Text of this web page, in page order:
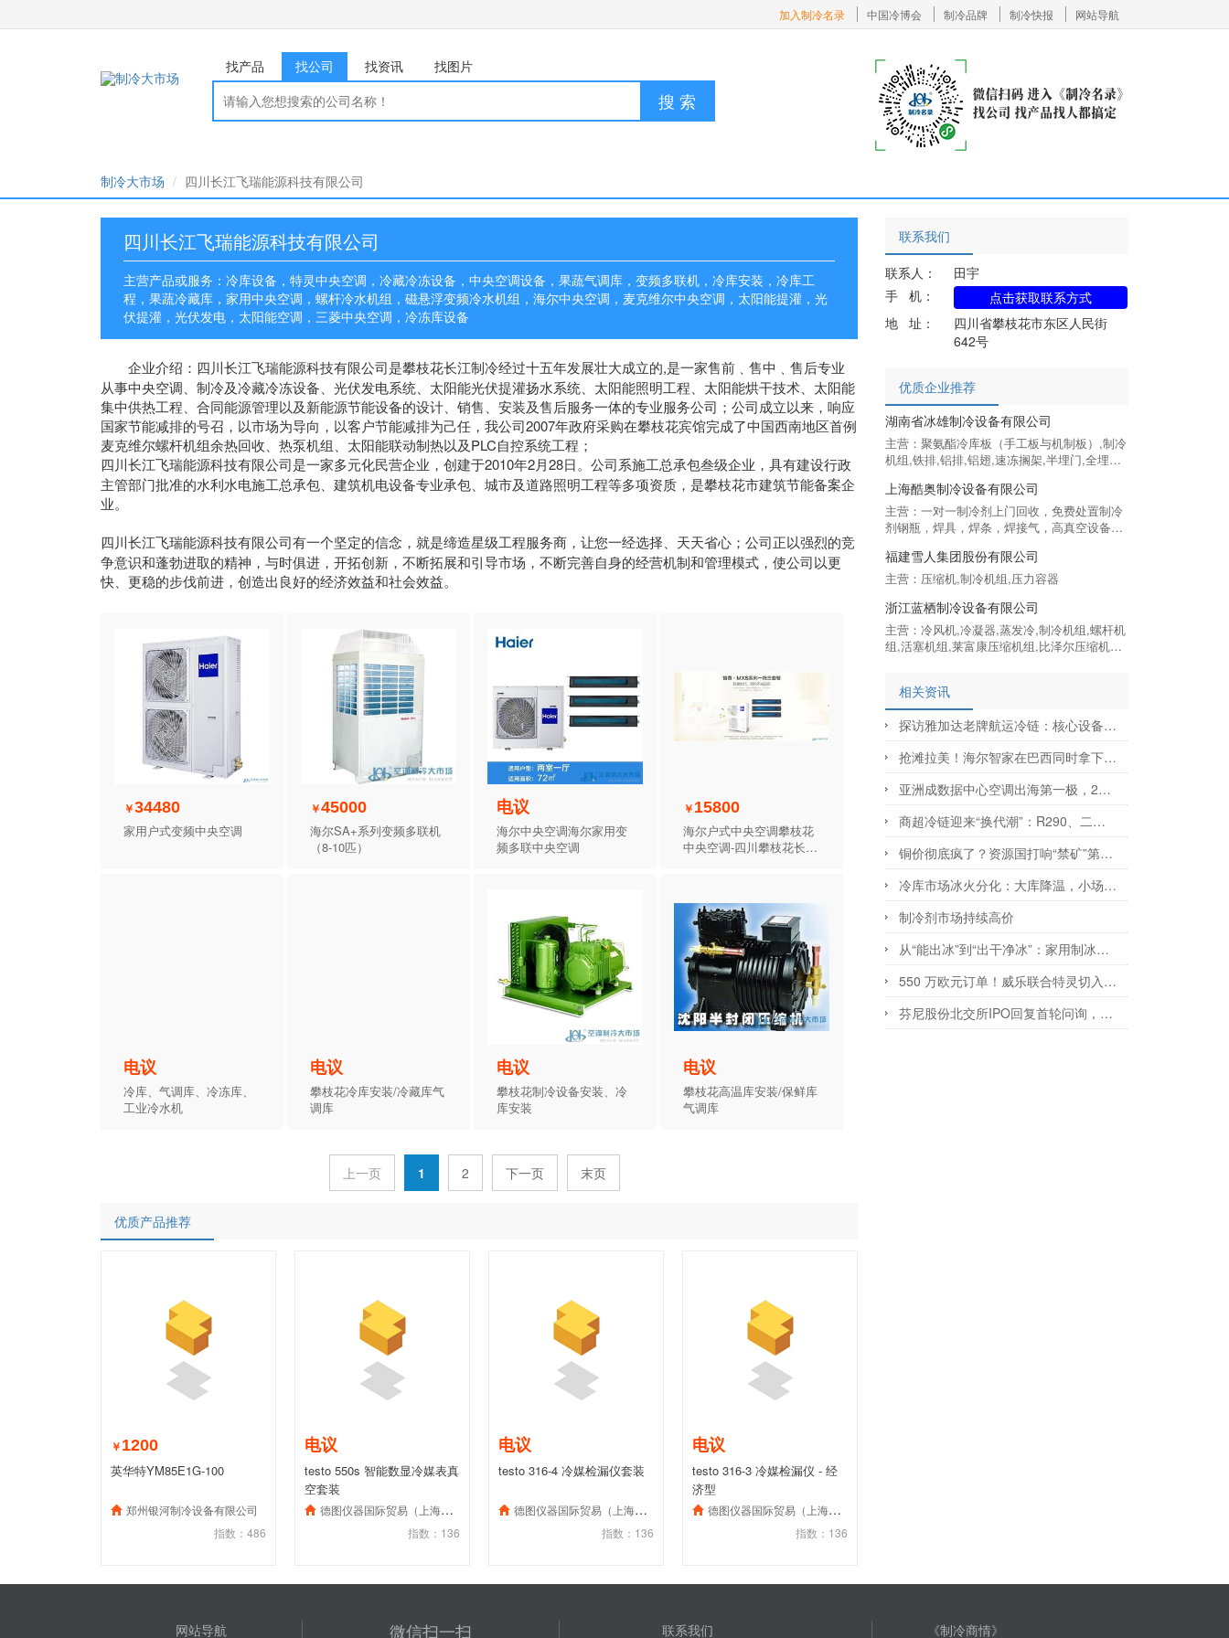
加入制冷名录 中国冷博会 制冷品牌 制冷快报 网站导航
找产品 找公司 找资讯 找图片
搜 索
制冷大市场 四川长江飞瑞能源科技有限公司
四川长江飞瑞能源科技有限公司
主营产品或服务：冷库设备，特灵中央空调，冷藏冷冻设备，中央空调设备，果蔬气调库，变频多联机，冷库安装，冷库工
程，果蔬冷藏库，家用中央空调，螺杆冷水机组，磁悬浮变频冷水机组，海尔中央空调，麦克维尔中央空调，太阳能提灌，光
伏提灌，光伏发电，太阳能空调，三菱中央空调，冷冻库设备
企业介绍： 四川长江飞瑞能源科技有限公司是攀枝花长江制冷经过十五年发展壮大成立的,是一家售前﹑售中﹑售后专业
从事中央空调、制冷及冷藏冷冻设备、光伏发电系统、太阳能光伏提灌扬水系统、太阳能照明工程、太阳能烘干技术、太阳能
集中供热工程、合同能源管理以及新能源节能设备的设计、销售、安装及售后服务一体的专业服务公司；公司成立以来，响应
国家节能减排的号召，以市场为导向，以客户节能减排为己任，我公司2007年政府采购在攀枝花宾馆完成了中国西南地区首例
麦克维尔螺杆机组余热回收、热泵机组、太阳能联动制热以及PLC自控系统工程；
四川长江飞瑞能源科技有限公司是一家多元化民营企业，创建于2010年2月28日。公司系施工总承包叁级企业，具有建设行政
主管部门批准的水利水电施工总承包、建筑机电设备专业承包、城市及道路照明工程等多项资质，是攀枝花市建筑节能备案企
业。
四川长江飞瑞能源科技有限公司有一个坚定的信念，就是缔造星级工程服务商，让您一经选择、天天省心；公司正以强烈的竞
争意识和蓬勃进取的精神，与时俱进，开拓创新，不断拓展和引导市场，不断完善自身的经营机制和管理模式，使公司以更
快、更稳的步伐前进，创造出良好的经济效益和社会效益。
￥34480
家用户式变频中央空调
￥45000
海尔SA+系列变频多联机
（8-10匹）
电议
海尔中央空调海尔家用变
频多联中央空调
￥ 15800
海尔户式中央空调攀枝花
中央空调-四川攀枝花长江
电议
冷库、气调库、冷冻库、
工业冷水机
电议
攀枝花冷库安装/冷藏库气
调库
电议
攀枝花制冷设备安装、冷
库安装
电议
攀枝花高温库安装/保鲜库
气调库
上一页 1 2 下一页 末页
优质产品推荐
￥ 1200
英华特YM85E1G-100
郑州银河制冷设备有限公司
指数：486
电议
testo 550s 智能数显冷媒表真
空套装
德图仪器国际贸易（上海）有限公司
指数：136
电议
testo 316-4 冷媒检漏仪套装
德图仪器国际贸易（上海）有限公司
指数：136
电议
testo 316-3 冷媒检漏仪 - 经
济型
德图仪器国际贸易（上海）有限公司
指数：136
联系我们
联系人：
田宇
手 机：
点击获取联系方式
地 址：
四川省攀枝花市东区人民街
642号
优质企业推荐
湖南省冰雄制冷设备有限公司
主营：聚氨酯冷库板（手工板与机制板）,制冷
机组,铁排,铝排,铝翅,速冻搁架,半埋门,全埋门,
理,格力,冷典,雪鹰,富士豪,富雪泰,凯迪,大明,博
莱特,美乐柯制冷机组等制冷设备
上海酷奥制冷设备有限公司
主营：一对一制冷剂上门回收，免费处置制冷
剂钢瓶，焊具，焊条，焊接气，高真空设备。
件,管子割刀,割刀,封口钳,扩管器,弯管器,胀管
器,压缩机散装制冷剂,瓶装制冷剂,听装制冷
购回收冷媒,采购回收制冷剂
福建雪人集团股份有限公司
主营：压缩机,制冷机组,压力容器
浙江蓝栖制冷设备有限公司
主营：冷风机,冷凝器,蒸发冷,制冷机组,螺杆机
组,活塞机组,莱富康压缩机组,比泽尔压缩机机
相关资讯
探访雅加达老牌航运冷链：核心设备为何独选这一品牌？
抢滩拉美！海尔智家在巴西同时拿下“高净值”与“国民级”两大渠道
亚洲成数据中心空调出海第一极，2025年对亚出口飙涨近四成
商超冷链迎来“换代潮”：R290、二氧化碳上桌
铜价彻底疯了？资源国打响“禁矿”第一枪，15000美元只是起点？
冷库市场冰火分化：大库降温，小场景爆发
制冷剂市场持续高价
从“能出冰”到“出干净冰”：家用制冰家电的千亿蓝海与下半场博弈
550 万欧元订单！威乐联合特灵切入欧洲数据中心冷却供应链
芬尼股份北交所IPO回复首轮问询，ODM模式收入占比超五成
网站导航 微信扫一扫 联系我们 《制冷商情》